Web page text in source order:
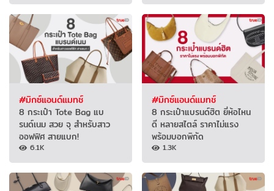
#มิกซ์แอนด์แมทช์
8 กระเป๋า Tote Bag แบ
รนด์เนม สวย จุ สำหรับสาว
ออฟฟิศ สายแบก!
6.1K
#มิกซ์แอนด์แมทช์
8 กระเป๋าแบรนด์ฮิต ยี่ห้อไหน
ดี หลายสไตล์ ราคาไม่แรง
พร้อมบอกพิกัด
1.3K